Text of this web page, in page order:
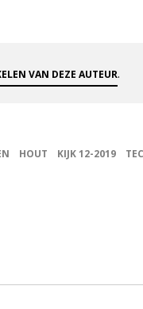
VAN DEZE AUTEUR.
HOUT KIJK 12-2019